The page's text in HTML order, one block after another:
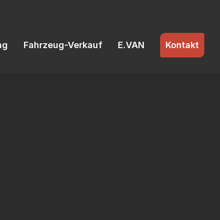
Fahrzeug-Verkauf E.VAN Kontakt